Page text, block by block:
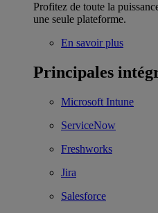
Profitez de toute la
une seule plateforme.
En savoir plus
Principales
Microsoft Intune
ServiceNow
Freshworks
Jira
Salesforce